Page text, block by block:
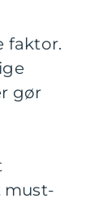
faktor.
gør
must-